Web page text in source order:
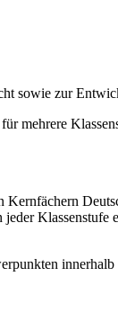
sowie zur
mehrere